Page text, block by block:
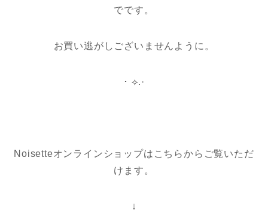
でです。
お買い逃がしございませんように。
･ ⟡.·
Noisetteオンラインショップはこちらからご覧いただ
けます。
↓